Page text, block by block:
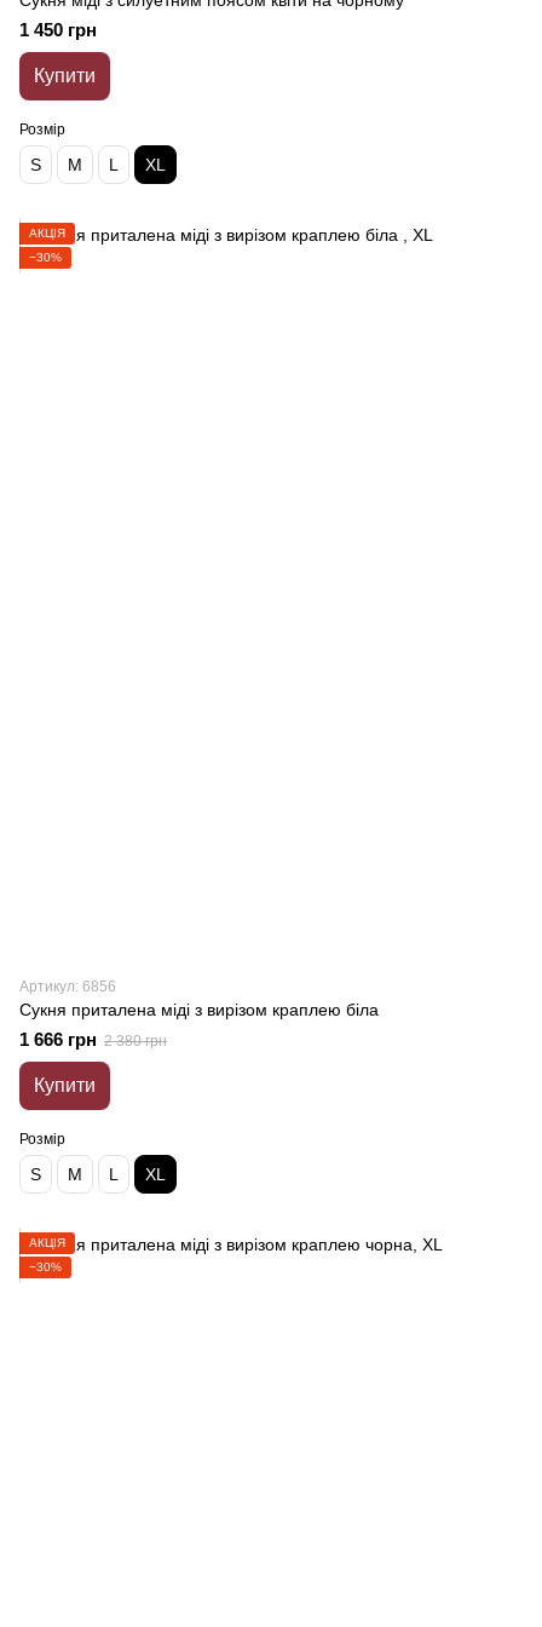
1 450 грн
Купити
Розмір
S M L XL
АКЦІЯ
−30%
Артикул: 6856
Сукня приталена міді з вирізом краплею біла
1 666 грн 2 380 грн
Купити
Розмір
S M L XL
АКЦІЯ
−30%